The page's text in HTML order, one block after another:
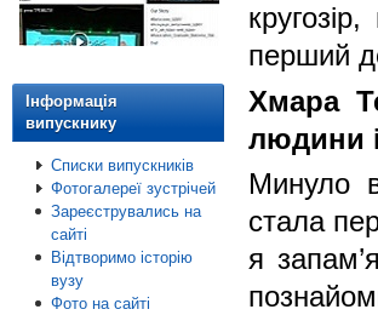
Інформація
випускнику
Списки випускників
Фотогалереї зустрічей
Зареєструвались на
сайті
Відтворимо історію
вузу
Фото на сайті
перший
Хмара
людини
Минуло
стала
я